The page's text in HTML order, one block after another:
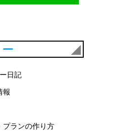
日記
報
プランの作り方